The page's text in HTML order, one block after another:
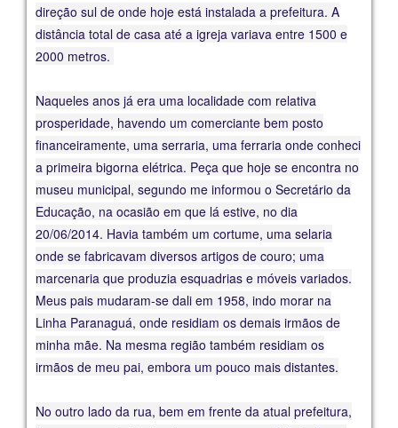
direção sul de onde hoje está instalada a prefeitura. A
distância total de casa até a igreja variava entre 1500 e
2000 metros.
Naqueles anos já era uma localidade com relativa
prosperidade, havendo um comerciante bem posto
financeiramente, uma serraria, uma ferraria onde conheci
a primeira bigorna elétrica. Peça que hoje se encontra no
museu municipal, segundo me informou o Secretário da
Educação, na ocasião em que lá estive, no dia
20/06/2014. Havia também um cortume, uma selaria
onde se fabricavam diversos artigos de couro; uma
marcenaria que produzia esquadrias e móveis variados.
Meus pais mudaram-se dali em 1958, indo morar na
Linha Paranaguá, onde residiam os demais irmãos de
minha mãe. Na mesma região também residiam os
irmãos de meu pai, embora um pouco mais distantes.
No outro lado da rua, bem em frente da atual prefeitura,